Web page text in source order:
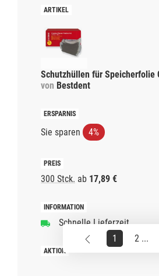
Schutzhüllen für Speicherfolie
von Bestdent
Sie sparen 4%
300 Stck. ab 17,89 €
Schnelle Lieferzeit
1
2 ...